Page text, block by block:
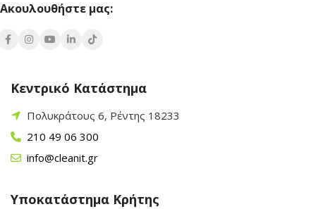
Ακουλουθήστε μας:
Κεντρικό Κατάστημα
Πολυκράτους 6, Ρέντης 18233
210 49 06 300
info@cleanit.gr
Υποκατάστημα Κρήτης